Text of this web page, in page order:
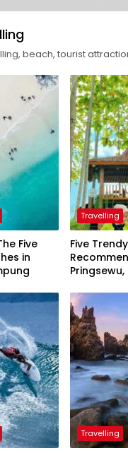
beach, tourist
Five
in
Travelling
Five
President
Travelling